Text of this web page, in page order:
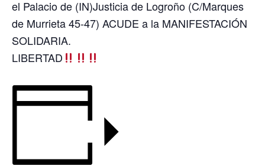
el Palacio de (IN)Justicia de Logroño (C/Marques
de Murrieta 45-47) ACUDE a la MANIFESTACIÓN
SOLIDARIA.
LIBERTAD